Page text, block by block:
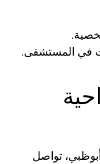
.
في المستشفى.
أبوظبي، تواصل